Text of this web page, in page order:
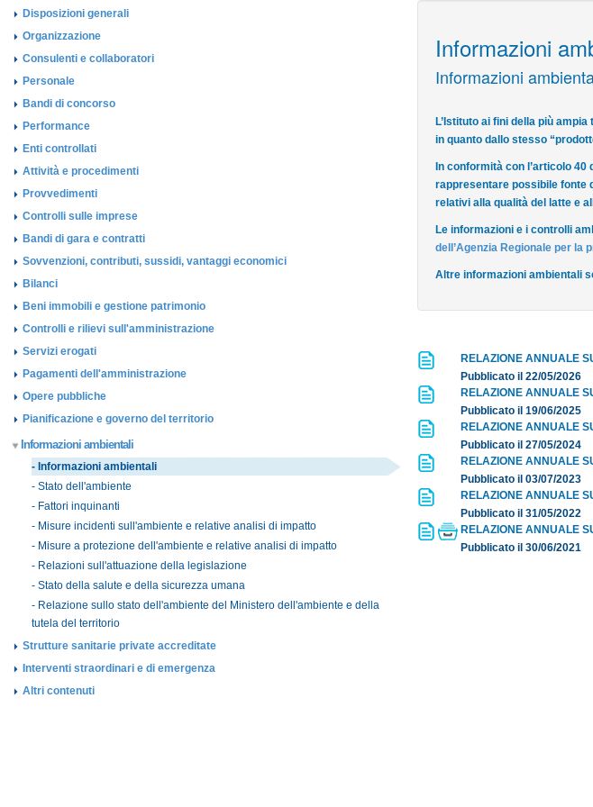
Disposizioni generali
Organizzazione
Consulenti e collaboratori
Personale
Bandi di concorso
Performance
Enti controllati
Attività e procedimenti
Provvedimenti
Controlli sulle imprese
Bandi di gara e contratti
Sovvenzioni, contributi, sussidi, vantaggi economici
Bilanci
Beni immobili e gestione patrimonio
Controlli e rilievi sull'amministrazione
Servizi erogati
Pagamenti dell'amministrazione
Opere pubbliche
Pianificazione e governo del territorio
Informazioni ambientali
- Informazioni ambientali
- Stato dell'ambiente
- Fattori inquinanti
- Misure incidenti sull'ambiente e relative analisi di impatto
- Misure a protezione dell'ambiente e relative analisi di impatto
- Relazioni sull'attuazione della legislazione
- Stato della salute e della sicurezza umana
- Relazione sullo stato dell'ambiente del Ministero dell'ambiente e della
tutela del territorio
Strutture sanitarie private accreditate
Interventi straordinari e di emergenza
Altri contenuti
Informazioni
Informazioni
L’Istituto ai fini della più
in quanto dallo stesso
In conformità con l’articolo
rappresentare possibile fonte
relativi alla qualità del latte e
Le informazioni e i controlli
dell’Agenzia Regionale per la
Altre informazioni ambientali
RELAZIONE ANNUALE
Pubblicato il 22/05/2026
RELAZIONE ANNUALE
Pubblicato il 19/06/2025
RELAZIONE ANNUALE
Pubblicato il 27/05/2024
RELAZIONE ANNUALE
Pubblicato il 03/07/2023
RELAZIONE ANNUALE
Pubblicato il 31/05/2022
RELAZIONE ANNUALE
Pubblicato il 30/06/2021